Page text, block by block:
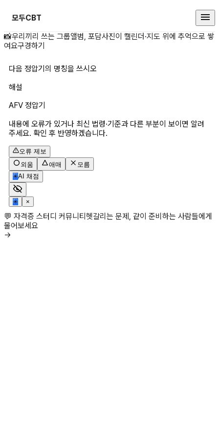
모두CBT
다음 정압기의 명칭을 쓰시오 상세
📸우리끼리 쓰는 그룹앨범, 포담사진이 캘린더·지도 위에 추억으로 쌓
여요구경하기
다음 정압기의 명칭을 쓰시오
해설
AFV 정압기
내용에 오류가 있거나 최신 법령·기준과 다른 부분이 보이면 알려
주세요. 확인 후 반영하겠습니다.
오류 제보
외움
애매
모름
✳AI 채점
✳ ×
💬 자격증 스터디 커뮤니티헷갈리는 문제, 같이 준비하는 사람들에게
물어보세요
→